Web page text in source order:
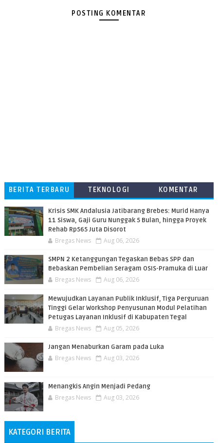
POSTING KOMENTAR
BERITA TERBARU TEKNOLOGI
KOMENTAR
Krisis SMK Andalusia Jatibarang Brebes: Murid Hanya
11 Siswa, Gaji Guru Nunggak 5 Bulan, hingga Proyek
Rehab Rp565 Juta Disorot
Bregas News Aug 06, 2026
SMPN 2 Ketanggungan Tegaskan Bebas SPP dan
Bebaskan Pembelian Seragam OSIS-Pramuka di Luar
Bregas News Aug 06, 2026
​Mewujudkan Layanan Publik Inklusif, Tiga Perguruan
Tinggi Gelar Workshop Penyusunan Modul Pelatihan
Petugas Layanan Inklusif di Kabupaten Tegal
Bregas News Aug 05, 2026
Jangan Menaburkan Garam pada Luka
Bregas News Aug 03, 2026
Menangkis Angin Menjadi Pedang
Bregas News Aug 03, 2026
KATEGORI BERITA